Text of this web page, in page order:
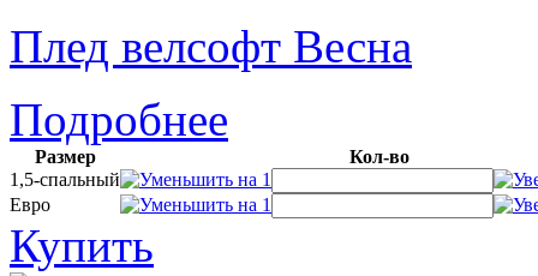
Плед велсофт Весна
Подробнее
Размер
Кол-во
1,5-спальный
Евро
Купить